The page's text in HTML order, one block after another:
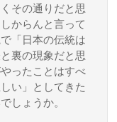
その通りだと思
からんと言って
「日本の伝統は
裏の現象だと思
ったことはすべ
い」としてきた
しょうか。